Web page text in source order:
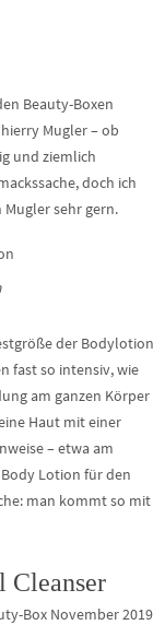
Beauty-Boxen
Mugler – ob
und ziemlich
doch ich
sehr gern.
der Bodylotion
fast so intensiv, wie
am ganzen Körper
Haut mit einer
– etwa am
Lotion für den
man kommt so mit
Cleanser
Box November 2019